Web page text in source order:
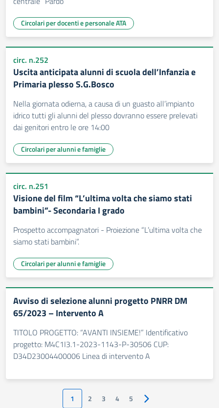
Circolari per docenti e personale ATA
circ. n.252
Uscita anticipata alunni di scuola dell’Infanzia e
Primaria plesso S.G.Bosco
Nella giornata odierna, a causa di un guasto all’impianto
idrico tutti gli alunni del plesso dovranno essere prelevati
dai genitori entro le ore 14:00
Circolari per alunni e famiglie
circ. n.251
Visione del film “L’ultima volta che siamo stati
bambini”- Secondaria I grado
Prospetto accompagnatori - Proiezione “L’ultima volta che
siamo stati bambini”.
Circolari per alunni e famiglie
Avviso di selezione alunni progetto PNRR DM
65/2023 – Intervento A
TITOLO PROGETTO: “AVANTI INSIEME!” Identificativo
progetto: M4C1I3.1-2023-1143-P-30506 CUP:
D34D23004400006 Linea di intervento A
1 2 3 4 5 Pagina successiva